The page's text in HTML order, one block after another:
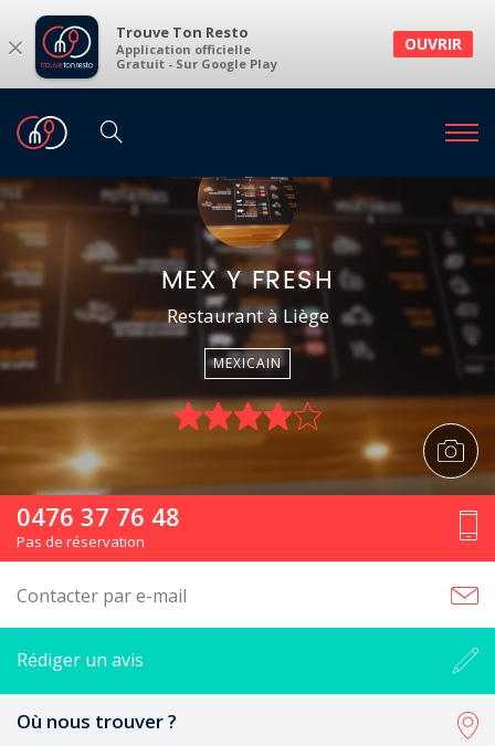
× Trouve Ton Resto
Application officielle
Gratuit - Sur Google Play
OUVRIR
MEX Y FRESH
Restaurant à Liège
MEXICAIN
0476 37 76 48
Pas de réservation
Contacter par e-mail
Rédiger un avis
Où nous trouver ?